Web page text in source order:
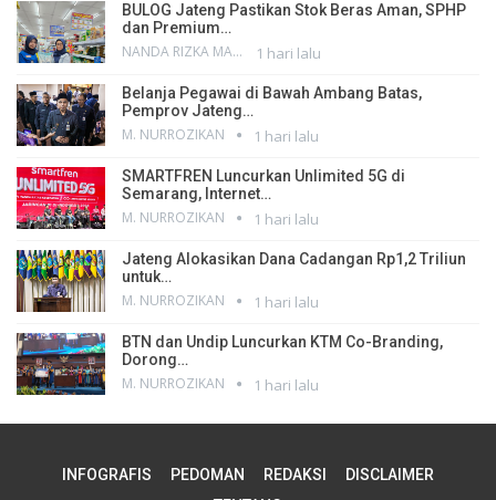
BULOG Jateng Pastikan Stok Beras Aman, SPHP
dan Premium…
NANDA RIZKA MAHENDRA 1 hari lalu
Belanja Pegawai di Bawah Ambang Batas,
Pemprov Jateng…
M. NURROZIKAN 1 hari lalu
SMARTFREN Luncurkan Unlimited 5G di
Semarang, Internet…
M. NURROZIKAN 1 hari lalu
Jateng Alokasikan Dana Cadangan Rp1,2 Triliun
untuk…
M. NURROZIKAN 1 hari lalu
BTN dan Undip Luncurkan KTM Co-Branding,
Dorong…
M. NURROZIKAN 1 hari lalu
INFOGRAFIS PEDOMAN REDAKSI
DISCLAIMER